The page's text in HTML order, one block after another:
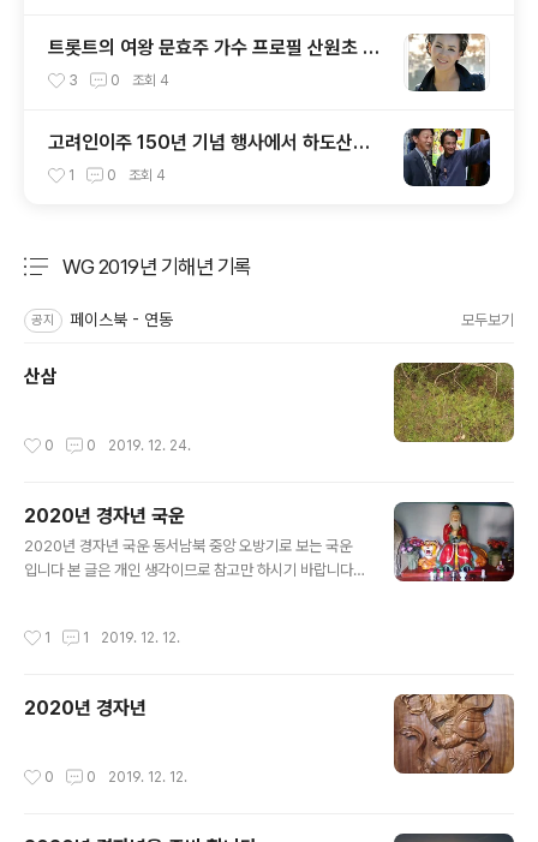
트롯트의 여왕 문효주 가수 프로필 산원초 산
원 적음
3 0 조회 4
고려인이주 150년 기념 행사에서 하도산삼
과 한민족연합 회원 문효주 가수 와 함께
1 0 조회 4
WG 2019년 기해년 기록
공지 페이스북 - 연동 모두보기
산삼
0 0 2019. 12. 24.
2020년 경자년 국운
2020년 경자년 국운 동서남북 중앙 오방기로 보는 국운
입니다 본 글은 개인 생각이므로 참고만 하시기 바랍니다.
것이 좋아 보입니다. 오방기로 보면 붉은색이 남향을 가리
나 기타 경조사가 생길시 항상 조심 하는것이 좋을듯 합니
은 서쪽이라 서쪽방향에 있는 산 과 관련한 산불과 사고가
1 1 2019. 12. 12.
2020년 경자년
0 0 2019. 12. 12.